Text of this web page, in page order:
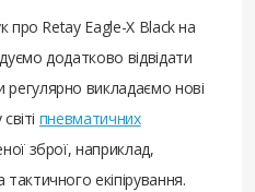
про Retay Eagle-X Black на
додатково відвідати
регулярно викладаємо нові
пневматичних
зброї, наприклад,
екіпірування.